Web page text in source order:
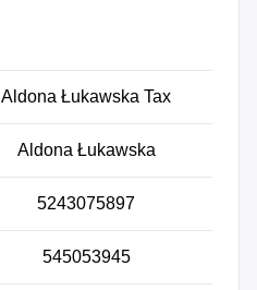
Aldona Łukawska Tax
Aldona Łukawska
5243075897
545053945